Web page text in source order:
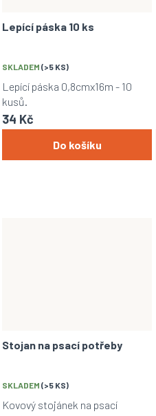
Lepící páska 10 ks
SKLADEM (>5 KS)
34 Kč
Do košíku
Lepící páska 0,8cmx16m - 10
kusů.
Stojan na psací potřeby
SKLADEM (>5 KS)
Kovový stojánek na psací